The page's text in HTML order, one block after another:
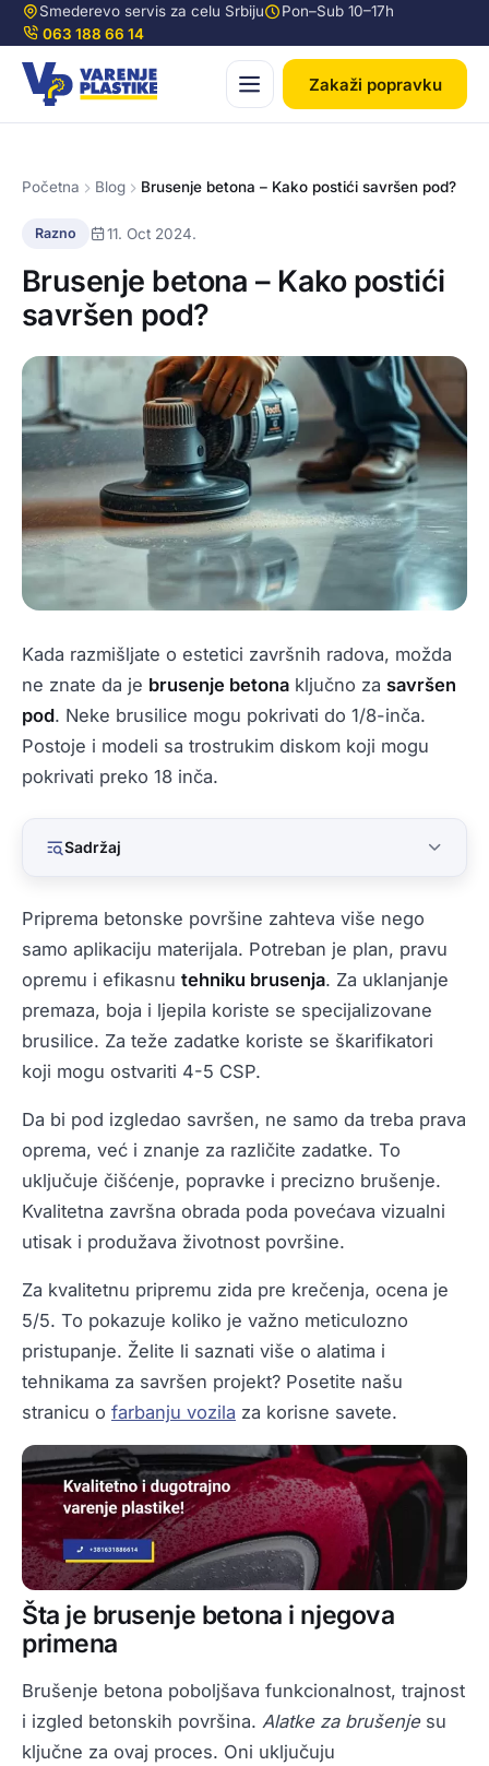
Smederevo servis za celu Srbiju
Pon–Sub 10–17h
063 188 66 14
Zakaži popravku
Početna Blog Brusenje betona – Kako postići savršen pod?
Razno 11. Oct 2024.
Brusenje betona – Kako postići
savršen pod?
Kada razmišljate o estetici završnih radova, možda
ne znate da je brusenje betona ključno za savršen
pod. Neke brusilice mogu pokrivati do 1/8-inča.
Postoje i modeli sa trostrukim diskom koji mogu
pokrivati preko 18 inča.
Sadržaj
Priprema betonske površine zahteva više nego
samo aplikaciju materijala. Potreban je plan, pravu
opremu i efikasnu tehniku brusenja. Za uklanjanje
premaza, boja i ljepila koriste se specijalizovane
brusilice. Za teže zadatke koriste se škarifikatori
koji mogu ostvariti 4-5 CSP.
Da bi pod izgledao savršen, ne samo da treba prava
oprema, već i znanje za različite zadatke. To
uključuje čišćenje, popravke i precizno brušenje.
Kvalitetna završna obrada poda povećava vizualni
utisak i produžava životnost površine.
Za kvalitetnu pripremu zida pre krečenja, ocena je
5/5. To pokazuje koliko je važno meticulozno
pristupanje. Želite li saznati više o alatima i
tehnikama za savršen projekt? Posetite našu
stranicu o farbanju vozila za korisne savete.
Šta je brusenje betona i njegova
primena
Brušenje betona poboljšava funkcionalnost, trajnost
i izgled betonskih površina. Alatke za brušenjesu
ključne za ovaj proces. Oni uključuju